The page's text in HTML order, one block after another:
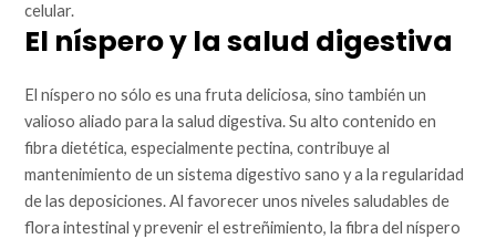
celular.
El níspero y la salud digestiva
El níspero no sólo es una fruta deliciosa, sino también un
valioso aliado para la salud digestiva. Su alto contenido en
fibra dietética, especialmente pectina, contribuye al
mantenimiento de un sistema digestivo sano y a la regularidad
de las deposiciones. Al favorecer unos niveles saludables de
flora intestinal y prevenir el estreñimiento, la fibra del níspero